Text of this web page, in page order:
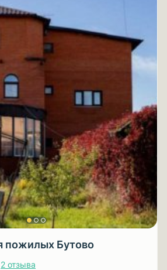
пожилых Бутово
2 отзыва